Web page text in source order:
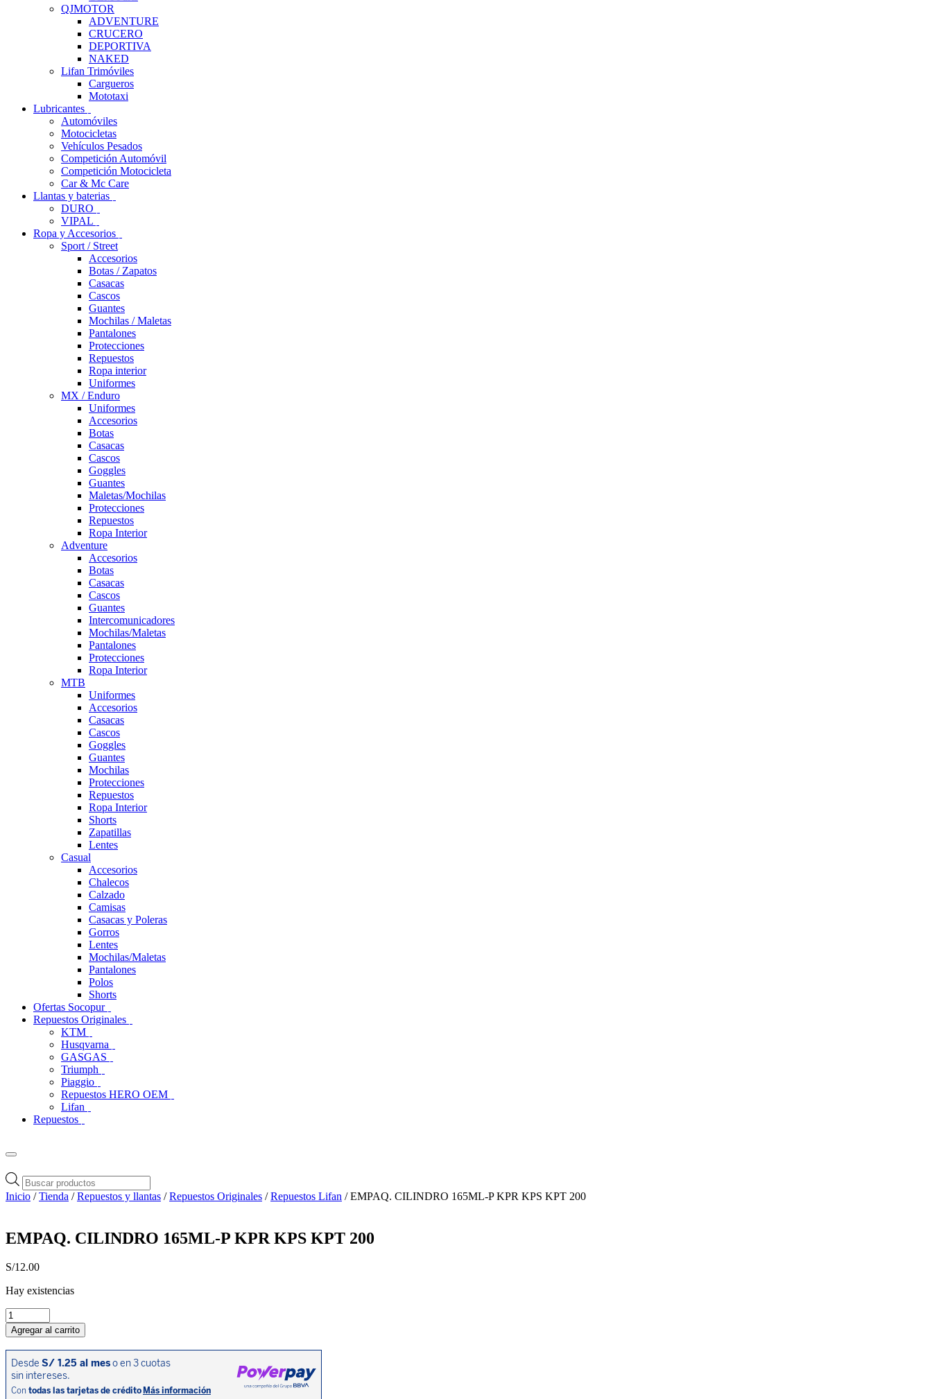
QJMOTOR
ADVENTURE
CRUCERO
DEPORTIVA
NAKED
Lifan Trimóviles
Cargueros
Mototaxi
Lubricantes
Automóviles
Motocicletas
Vehículos Pesados
Competición Automóvil
Competición Motocicleta
Car & Mc Care
Llantas y baterias
DURO
VIPAL
Ropa y Accesorios
Sport / Street
Accesorios
Botas / Zapatos
Casacas
Cascos
Guantes
Mochilas / Maletas
Pantalones
Protecciones
Repuestos
Ropa interior
Uniformes
MX / Enduro
Uniformes
Accesorios
Botas
Casacas
Cascos
Goggles
Guantes
Maletas/Mochilas
Protecciones
Repuestos
Ropa Interior
Adventure
Accesorios
Botas
Casacas
Cascos
Guantes
Intercomunicadores
Mochilas/Maletas
Pantalones
Protecciones
Ropa Interior
MTB
Uniformes
Accesorios
Casacas
Cascos
Goggles
Guantes
Mochilas
Protecciones
Repuestos
Ropa Interior
Shorts
Zapatillas
Lentes
Casual
Accesorios
Chalecos
Calzado
Camisas
Casacas y Poleras
Gorros
Lentes
Mochilas/Maletas
Pantalones
Polos
Shorts
Ofertas Socopur
Repuestos Originales
KTM
Husqvarna
GASGAS
Triumph
Piaggio
Repuestos HERO OEM
Lifan
Repuestos
Búsqueda
de
productos
Inicio /Tienda /Repuestos y llantas /Repuestos Originales /Repuestos Lifan / EMPAQ. CILINDRO 165ML-P KPR KPS KPT 200
EMPAQ. CILINDRO 165ML-P KPR KPS KPT 200
S/12.00
Hay existencias
EMPAQ.
CILINDRO
165ML-
P
KPR
KPS
KPT
Agregar al carrito